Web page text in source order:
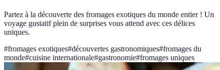
Partez à la découverte des fromages exotiques du monde entier ! Un
voyage gustatif plein de surprises vous attend avec ces délices
uniques.
#fromages exotiques#découvertes gastronomiques#fromages du
monde#cuisine internationale#gastronomie#fromages uniques